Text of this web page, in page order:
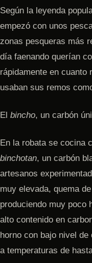
Según la leyenda
empezó con unos
zonas pesqueras más
día faenando querían
rápidamente en cuanto
usaban sus remos
El bincho, un carbón
En la robata se cocina
binchotan, un carbón
artesanos
muy elevada, quema
produciendo muy poco
alto contenido en
horno con bajo nivel
a temperaturas de